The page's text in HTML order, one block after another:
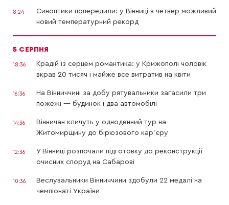
8:24
Синоптики попередили: у Вінниці в четвер можливий
новий температурний рекорд
5 СЕРПНЯ
18:36
Крадій із серцем романтика: у Крижополі чоловік
вкрав 20 тисяч і майже все витратив на квіти
16:36
На Вінниччині за добу рятувальники загасили три
пожежі — будинок і два автомобілі
14:36
Вінничан кличуть у одноденний тур на
Житомирщину до бірюзового кар’єру
12:36
У Вінниці розпочали підготовку до реконструкції
очисних споруд на Сабарові
10:36
Веслувальники Вінниччини здобули 22 медалі на
чемпіонаті України